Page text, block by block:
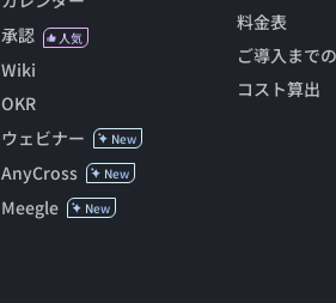
承認
人気
Wiki
OKR
ウェビナー
New
AnyCross New
Meegle New
料金表
ご導入まで
コスト算出